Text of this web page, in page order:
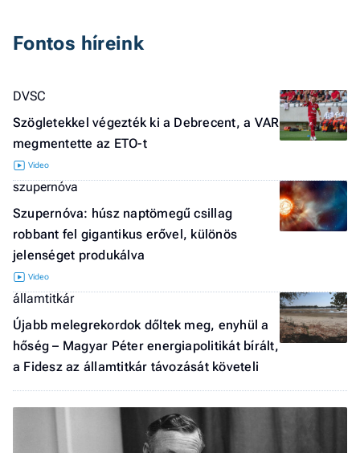
Fontos híreink
DVSC
Szögletekkel végezték ki a Debrecent, a VAR
megmentette az ETO-t
szupernóva
Szupernóva: húsz naptömegű csillag
robbant fel gigantikus erővel, különös
jelenséget produkálva
államtitkár
Újabb melegrekordok dőltek meg, enyhül a
hőség – Magyar Péter energiapolitikát bírált,
a Fidesz az államtitkár távozását követeli